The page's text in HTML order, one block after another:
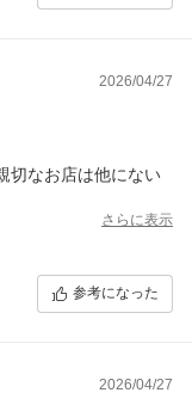
2026/04/27
切なお店は他にない
事務的に進むお店が
いのないお店です。
いなくおすすめで
さらに表示
参考になった
2026/04/27